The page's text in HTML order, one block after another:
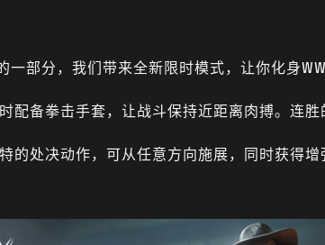
一部分，我们带来全新限时模式，让你化身
配备拳击手套，让战斗保持近距离肉搏。连胜
的处决动作，可从任意方向施展，同时获得